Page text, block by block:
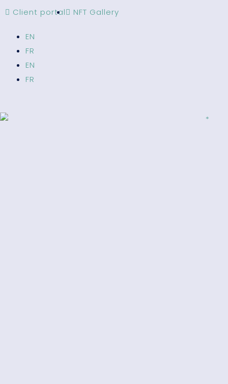
Client portal NFT Gallery
EN
FR
EN
FR